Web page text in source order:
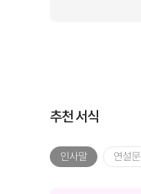
추천 서식
인사말 연설문